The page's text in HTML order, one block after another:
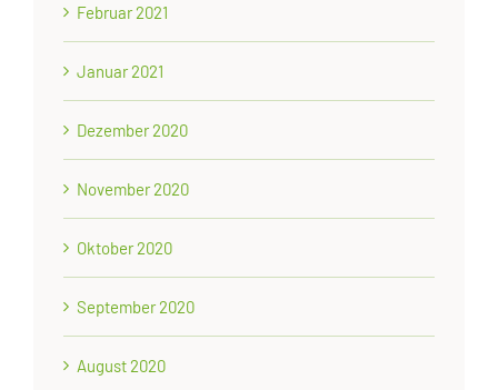
Februar 2021
Januar 2021
Dezember 2020
November 2020
Oktober 2020
September 2020
August 2020